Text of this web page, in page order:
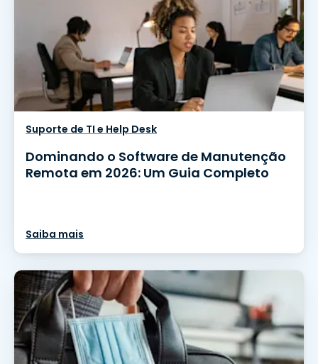
Suporte de TI e Help Desk
Dominando o Software de Manutenção
Remota em 2026: Um Guia Completo
Saiba mais